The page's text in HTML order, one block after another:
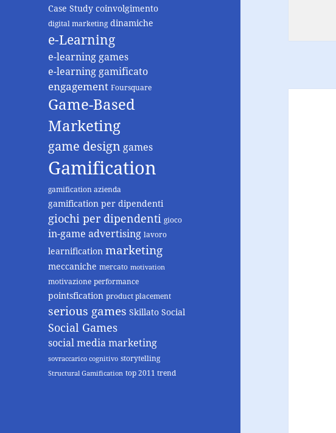
Case Study coinvolgimento
digital marketing dinamiche
e-Learning
e-learning games
e-learning gamificato
engagement Foursquare
Game-Based
Marketing
game design games
Gamification
gamification azienda
gamification per dipendenti
giochi per dipendenti gioco
in-game advertising lavoro
learnification marketing
meccaniche mercato motivation
motivazione performance
pointsfication product placement
serious games Skillato Social
Social Games
social media marketing
sovraccarico cognitivo storytelling
Structural Gamification top 2011 trend